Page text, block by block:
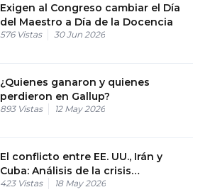
Exigen al Congreso cambiar el Día
del Maestro a Día de la Docencia
576 Vistas 30 Jun 2026
¿Quienes ganaron y quienes
perdieron en Gallup?
893 Vistas 12 May 2026
El conflicto entre EE. UU., Irán y
Cuba: Análisis de la crisis
geopolítica
423 Vistas 18 May 2026